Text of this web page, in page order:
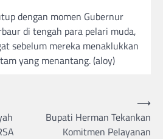
dengan momen Gubernur
di tengah para pelari muda,
sebelum mereka menaklukkan
yang menantang. (aloy)
Bupati Herman Tekankan
Komitmen Pelayanan
⟶